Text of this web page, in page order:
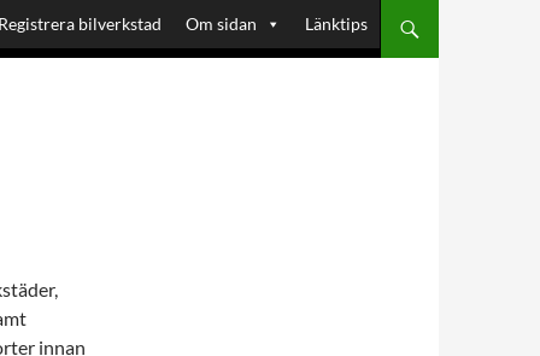
Registrera bilverkstad Om sidan Länktips
innan